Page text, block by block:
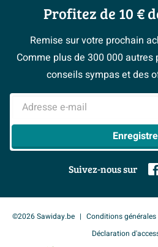
Garantie & réclamations
Politique d’avis
> Service client
Les bons tuyaux
Espace bricolage
> Espace Conseil
Moodboards
Magazine
#Mysawiday
> Inspiration salle de bains
Qui est Sawiday ?
Postes vacants
Espace Pro
BeCommerce
> Tout sur nos showrooms
Profitez de 10 €
Remise sur votre prochain
Comme plus de 300 000 autres
conseils sympas et des
Adresse e-mail
Suivez-nous sur
©2026 Sawiday.be Conditions générales
Déclaration